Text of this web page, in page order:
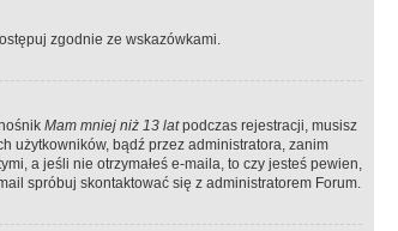
zgodnie ze wskazówkami.
Mam mniej niż 13 latpodczas rejestracji, musisz
użytkowników, bądź przez administratora, zanim
a jeśli nie otrzymałeś e-maila, to czy jesteś pewien,
spróbuj skontaktować się z administratorem Forum.